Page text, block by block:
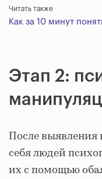
Читать также
Как за 10 минут
Этап 2:
После выявления
себя людей
их с помощью